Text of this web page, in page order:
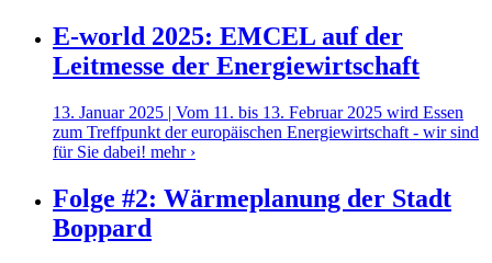
E-world 2025: EMCEL auf der
Leitmesse der Energiewirtschaft
13. Januar 2025 | Vom 11. bis 13. Februar 2025 wird Essen
zum Treffpunkt der europäischen Energiewirtschaft - wir sind
für Sie dabei! mehr ›
Folge #2: Wärmeplanung der Stadt
Boppard